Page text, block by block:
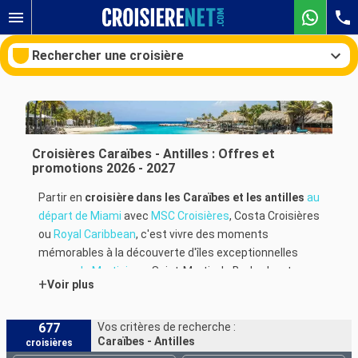
Rechercher une croisière
Mois de départ
Ports Compagnies
Rechercher
Croisières Caraïbes - Antilles : Offres et
promotions 2026 - 2027
Partir en croisière dans les Caraïbes et les antilles au
départ de Miami avec MSC Croisières, Costa Croisières
ou Royal Caribbean, c'est vivre des moments
mémorables à la découverte d'îles exceptionnelles
la Martinique
, Saint-Martin, la Barbade, et
même les îles privées des compagnies aux Bahamas.
plages aux eaux cristallines, à l'émerveillement devant
des fonds sous-marins colorés, aux randonnées dans
+Voir plus
677
croisières
Vos critères de recherche :
Caraïbes - Antilles